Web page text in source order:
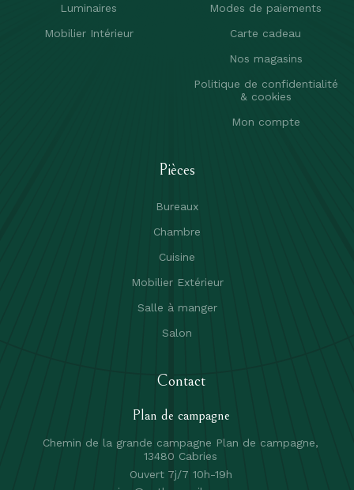
Luminaires
Mobilier Intérieur
Modes de paiements
Carte cadeau
Nos magasins
Politique de confidentialité
& cookies
Mon compte
Pièces
Bureaux
Chambre
Cuisine
Mobilier Extérieur
Salle à manger
Salon
Contact
Plan de campagne
Chemin de la grande campagne Plan de campagne,
13480 Cabries
Ouvert 7j/7 10h-19h